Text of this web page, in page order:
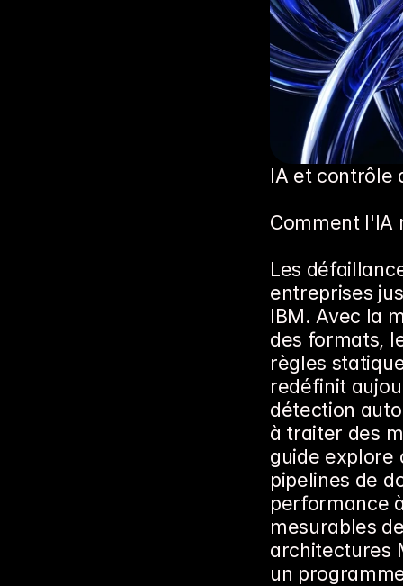
IA et contrôle
Comment l'IA
Les
entreprises
IBM. Avec la
des formats,
règles
redéfinit
détection
à traiter des
guide explore
pipelines de
performance
mesurables
architectures
un